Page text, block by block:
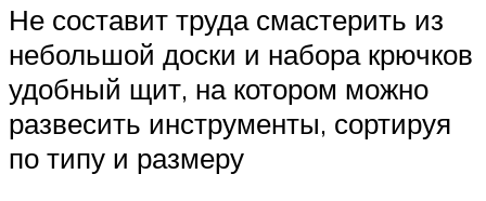
Не составит труда смастерить из
небольшой доски и набора крючков
удобный щит, на котором можно
развесить инструменты, сортируя
по типу и размеру